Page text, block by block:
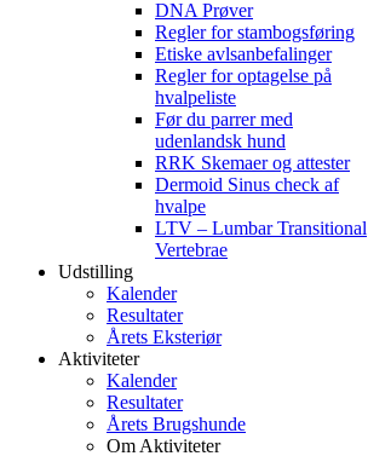
DNA Prøver
Regler for stambogsføring
Etiske avlsanbefalinger
Regler for optagelse på
hvalpeliste
Før du parrer med
udenlandsk hund
RRK Skemaer og attester
Dermoid Sinus check af
hvalpe
LTV – Lumbar Transitional
Vertebrae
Udstilling
Kalender
Resultater
Årets Eksteriør
Aktiviteter
Kalender
Resultater
Årets Brugshunde
Om Aktiviteter